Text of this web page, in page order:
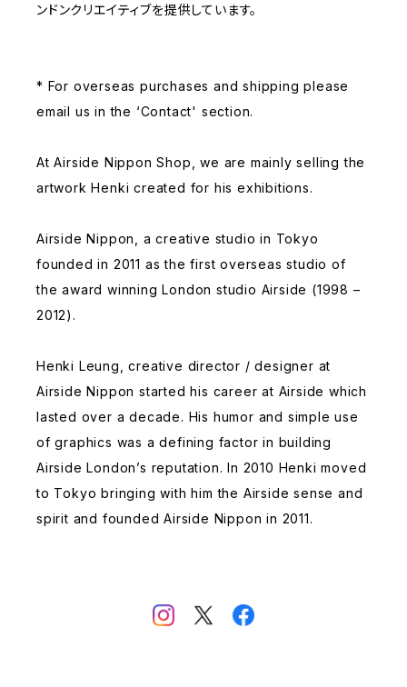
ンドンクリエイティブを提供しています。
* For overseas purchases and shipping please
email us in the ‘Contact' section.
At Airside Nippon Shop, we are mainly selling the
artwork Henki created for his exhibitions.
Airside Nippon, a creative studio in Tokyo
founded in 2011 as the first overseas studio of
the award winning London studio Airside (1998 –
2012).
Henki Leung, creative director / designer at
Airside Nippon started his career at Airside which
lasted over a decade. His humor and simple use
of graphics was a defining factor in building
Airside London’s reputation. In 2010 Henki moved
to Tokyo bringing with him the Airside sense and
spirit and founded Airside Nippon in 2011.